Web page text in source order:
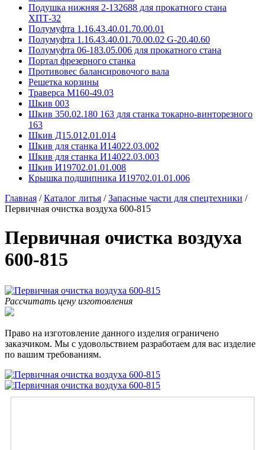
Подушка нижняя 2-132688 для прокатного стана
ХПТ-32
Полумуфта 1.16.43.40.01.70.00.01
Полумуфта 1.16.43.40.01.70.00.02 G-20.40.60
Полумуфта 06-183.05.006 для прокатного стана
Портал фрезерного станка
Противовес балансировочого вала
Решетка корзины
Траверса М160-49.03
Шкив 003
Шкив 350.02.180 163 для станка токарно-винторезного
163
Шкив Д15.012.01.014
Шкив для станка И14022.03.002
Шкив для станка И14022.03.003
Шкив И19702.01.01.008
Крышка подшипника И19702.01.01.006
Главная /Каталог литья /Запасные части для спецтехники /
Первичная очистка воздуха 600-815
Первичная очистка воздуха
600-815
Рассчитать цену изготовления
Право на изготовление данного изделия ограничено
заказчиком. Мы с удовольствием разработаем для вас изделие
по вашим требованиям.